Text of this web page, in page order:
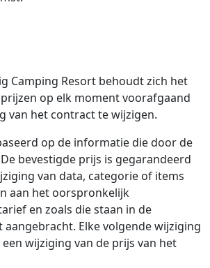
Camping Resort behoudt zich het
op elk moment voorafgaand
van het contract te wijzigen.
op de informatie die door de
bevestigde prijs is gegarandeerd
van data, categorie of items
aan het oorspronkelijk
en zoals die staan in de
Elke volgende wijziging
wijziging van de prijs van het